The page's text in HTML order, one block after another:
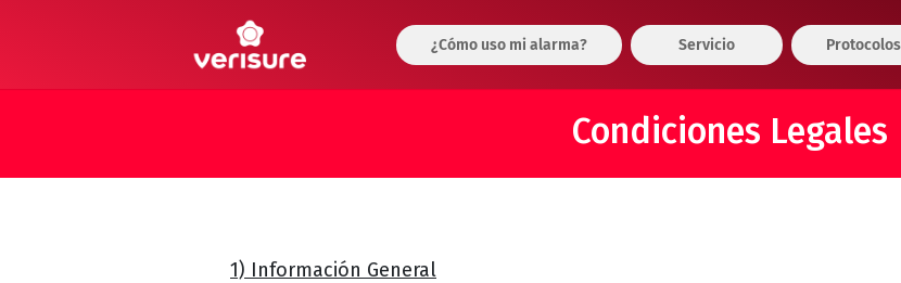
¿Cómo uso mi alarma? Servicio
Condiciones Legales
1) Información General